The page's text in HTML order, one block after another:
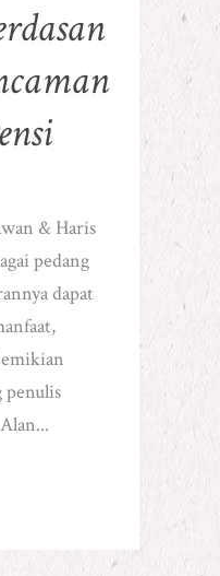
& Haris
pedang
dapat
penulis